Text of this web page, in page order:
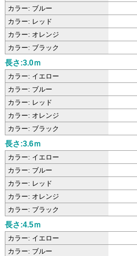
カラー: ブルー
カラー: レッド
カラー: オレンジ
カラー: ブラック
長さ:3.0ｍ
カラー: イエロー
カラー: ブルー
カラー: レッド
カラー: オレンジ
カラー: ブラック
長さ:3.6ｍ
カラー: イエロー
カラー: ブルー
カラー: レッド
カラー: オレンジ
カラー: ブラック
長さ:4.5ｍ
カラー: イエロー
カラー: ブルー